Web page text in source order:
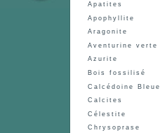
Apatites
Apophyllite
Aragonite
Aventurine verte
Azurite
Bois fossilisé
Calcédoine Bleue
Calcites
Célestite
Chrysoprase